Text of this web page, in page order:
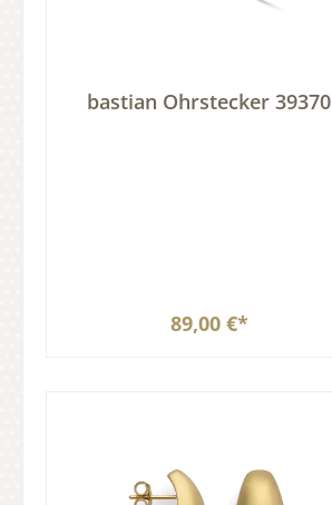
bastian Ohrstecker 39370
89,00 €*